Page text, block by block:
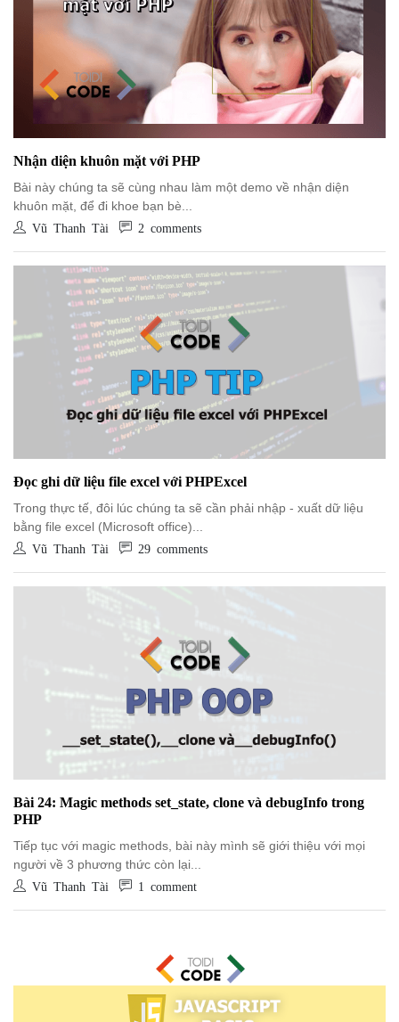
Nhận diện khuôn mặt với PHP
Bài này chúng ta sẽ cùng nhau làm một demo về nhận diện
khuôn mặt, để đi khoe bạn bè...
Vũ Thanh Tài 2 comments
Đọc ghi dữ liệu file excel với PHPExcel
Trong thực tế, đôi lúc chúng ta sẽ cần phải nhập - xuất dữ liệu
bằng file excel (Microsoft office)...
Vũ Thanh Tài 29 comments
Bài 24: Magic methods set_state, clone và debugInfo trong
PHP
Tiếp tục với magic methods, bài này mình sẽ giới thiệu với mọi
người về 3 phương thức còn lại...
Vũ Thanh Tài 1 comment